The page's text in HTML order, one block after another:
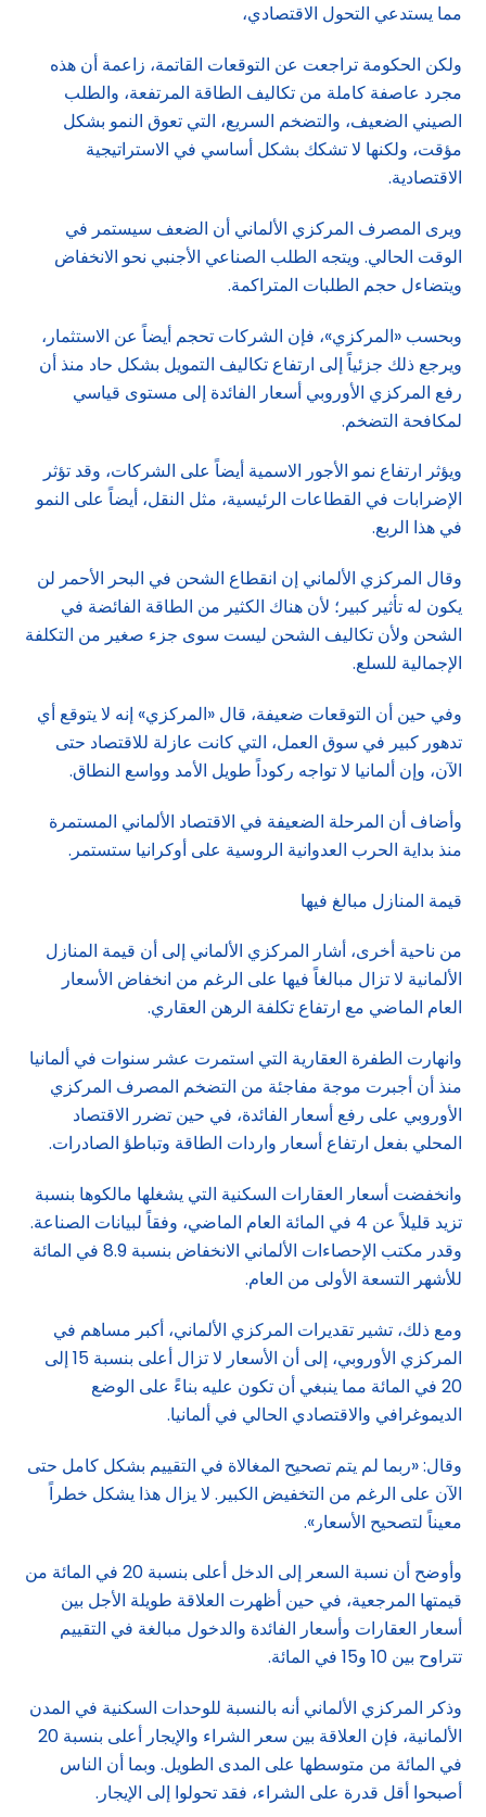
مما يستدعي التحول الاقتصادي،
ولكن الحكومة تراجعت عن التوقعات القاتمة، زاعمة أن هذه
مجرد عاصفة كاملة من تكاليف الطاقة المرتفعة، والطلب
الصيني الضعيف، والتضخم السريع، التي تعوق النمو بشكل
مؤقت، ولكنها لا تشكك بشكل أساسي في الاستراتيجية
الاقتصادية.
ويرى المصرف المركزي الألماني أن الضعف سيستمر في
الوقت الحالي. ويتجه الطلب الصناعي الأجنبي نحو الانخفاض
ويتضاءل حجم الطلبات المتراكمة.
وبحسب «المركزي»، فإن الشركات تحجم أيضاً عن الاستثمار،
ويرجع ذلك جزئياً إلى ارتفاع تكاليف التمويل بشكل حاد منذ أن
رفع المركزي الأوروبي أسعار الفائدة إلى مستوى قياسي
لمكافحة التضخم.
ويؤثر ارتفاع نمو الأجور الاسمية أيضاً على الشركات، وقد تؤثر
الإضرابات في القطاعات الرئيسية، مثل النقل، أيضاً على النمو
في هذا الربع.
وقال المركزي الألماني إن انقطاع الشحن في البحر الأحمر لن
يكون له تأثير كبير؛ لأن هناك الكثير من الطاقة الفائضة في
الشحن ولأن تكاليف الشحن ليست سوى جزء صغير من التكلفة
الإجمالية للسلع.
وفي حين أن التوقعات ضعيفة، قال «المركزي» إنه لا يتوقع أي
تدهور كبير في سوق العمل، التي كانت عازلة للاقتصاد حتى
الآن، وإن ألمانيا لا تواجه ركوداً طويل الأمد وواسع النطاق.
وأضاف أن المرحلة الضعيفة في الاقتصاد الألماني المستمرة
منذ بداية الحرب العدوانية الروسية على أوكرانيا ستستمر.
قيمة المنازل مبالغ فيها
من ناحية أخرى، أشار المركزي الألماني إلى أن قيمة المنازل
الألمانية لا تزال مبالغاً فيها على الرغم من انخفاض الأسعار
العام الماضي مع ارتفاع تكلفة الرهن العقاري.
وانهارت الطفرة العقارية التي استمرت عشر سنوات في ألمانيا
منذ أن أجبرت موجة مفاجئة من التضخم المصرف المركزي
الأوروبي على رفع أسعار الفائدة، في حين تضرر الاقتصاد
المحلي بفعل ارتفاع أسعار واردات الطاقة وتباطؤ الصادرات.
وانخفضت أسعار العقارات السكنية التي يشغلها مالكوها بنسبة
تزيد قليلاً عن 4 في المائة العام الماضي، وفقاً لبيانات الصناعة.
وقدر مكتب الإحصاءات الألماني الانخفاض بنسبة 8.9 في المائة
للأشهر التسعة الأولى من العام.
ومع ذلك، تشير تقديرات المركزي الألماني، أكبر مساهم في
المركزي الأوروبي، إلى أن الأسعار لا تزال أعلى بنسبة 15 إلى
20 في المائة مما ينبغي أن تكون عليه بناءً على الوضع
الديموغرافي والاقتصادي الحالي في ألمانيا.
وقال: «ربما لم يتم تصحيح المغالاة في التقييم بشكل كامل حتى
الآن على الرغم من التخفيض الكبير. لا يزال هذا يشكل خطراً
معيناً لتصحيح الأسعار».
وأوضح أن نسبة السعر إلى الدخل أعلى بنسبة 20 في المائة من
قيمتها المرجعية، في حين أظهرت العلاقة طويلة الأجل بين
أسعار العقارات وأسعار الفائدة والدخول مبالغة في التقييم
تتراوح بين 10 و15 في المائة.
وذكر المركزي الألماني أنه بالنسبة للوحدات السكنية في المدن
الألمانية، فإن العلاقة بين سعر الشراء والإيجار أعلى بنسبة 20
في المائة من متوسطها على المدى الطويل. وبما أن الناس
أصبحوا أقل قدرة على الشراء، فقد تحولوا إلى الإيجار.